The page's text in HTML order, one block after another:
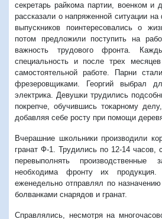
секретарь райкома партии, военком и
рассказали о напряженной ситуации
выпускников поинтересовались о
потом предложили поступить на
важность трудового фронта.
специальность и после трех
самостоятельной работе. Парни
фрезеровщиками. Георгий выбрал
электрика. Девушки трудились
покрепче, обучившись токарному
добавляя себе росту при помощи
Вчерашние школьники производили
гранат Ф-1. Трудились по 12-14 часов,
перевыполнять производственные
необходима фронту их
еженедельно отправлял по
болванками снарядов и гранат.
Справлялись, несмотря на